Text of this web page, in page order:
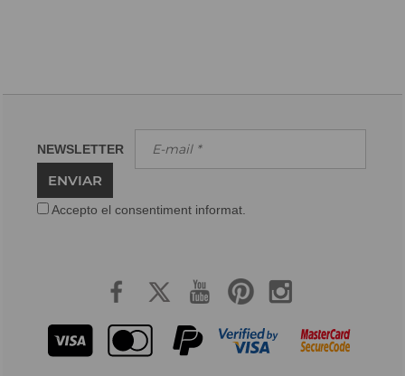
NEWSLETTER
ENVIAR
Accepto el consentiment informat.